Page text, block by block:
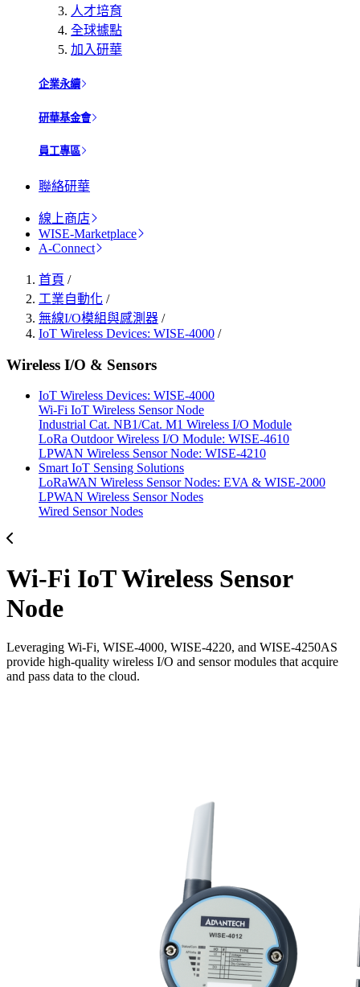
人才培育
全球據點
加入研華
企業永續
研華基金會
員工專區
聯絡研華
線上商店
WISE-Marketplace
A-Connect
首頁 /
工業自動化 /
無線I/O模組與感測器 /
IoT Wireless Devices: WISE-4000 /
Wireless I/O & Sensors
IoT Wireless Devices: WISE-4000
Wi-Fi IoT Wireless Sensor Node
Industrial Cat. NB1/Cat. M1 Wireless I/O Module
LoRa Outdoor Wireless I/O Module: WISE-4610
LPWAN Wireless Sensor Node: WISE-4210
Smart IoT Sensing Solutions
LoRaWAN Wireless Sensor Nodes: EVA & WISE-2000
LPWAN Wireless Sensor Nodes
Wired Sensor Nodes
Wi-Fi IoT Wireless Sensor
Node
Leveraging Wi-Fi, WISE-4000, WISE-4220, and WISE-4250AS
provide high-quality wireless I/O and sensor modules that acquire
and pass data to the cloud.